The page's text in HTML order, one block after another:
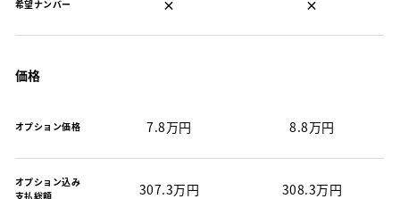
希望ナンバー × ×
価格
オプション価格 7.8万円 8.8万円
オプション込み
支払総額
307.3万円 308.3万円